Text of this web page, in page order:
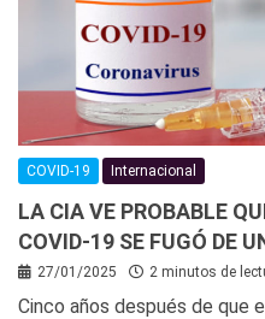
COVID-19 Internacional
LA CIA VE PROBABLE
COVID-19 SE FUGÓ DE
27/01/2025 2 minutos de
Cinco años después de que